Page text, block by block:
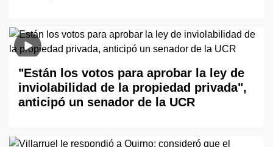
"Están los votos para aprobar la ley de
inviolabilidad de la propiedad privada",
anticipó un senador de la UCR